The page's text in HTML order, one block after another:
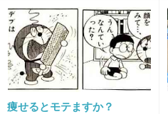
15. 匿名2014/11/07(金) 21:29:12
紗栄子いらんわ。ドラ
痩せるとモテますか？